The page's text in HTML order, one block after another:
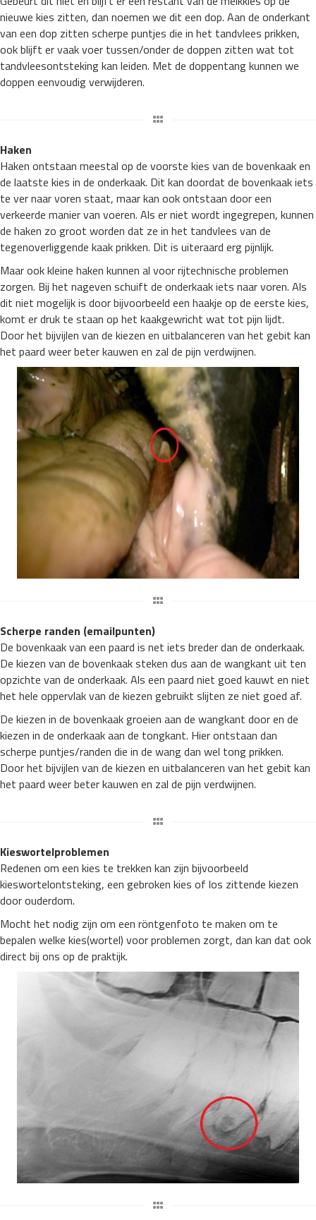
nieuwe kies zitten, dan noemen we dit een dop. Aan de onderkant
van een dop zitten scherpe puntjes die in het tandvlees prikken,
ook blijft er vaak voer tussen/onder de doppen zitten wat tot
tandvleesontsteking kan leiden. Met de doppentang kunnen we
doppen eenvoudig verwijderen.
Haken
Haken ontstaan meestal op de voorste kies van de bovenkaak en
de laatste kies in de onderkaak. Dit kan doordat de bovenkaak iets
te ver naar voren staat, maar kan ook ontstaan door een
verkeerde manier van voeren. Als er niet wordt ingegrepen, kunnen
de haken zo groot worden dat ze in het tandvlees van de
tegenoverliggende kaak prikken. Dit is uiteraard erg pijnlijk.
Maar ook kleine haken kunnen al voor rijtechnische problemen
zorgen. Bij het nageven schuift de onderkaak iets naar voren. Als
dit niet mogelijk is door bijvoorbeeld een haakje op de eerste kies,
komt er druk te staan op het kaakgewricht wat tot pijn lijdt.
Door het bijvijlen van de kiezen en uitbalanceren van het gebit kan
het paard weer beter kauwen en zal de pijn verdwijnen.
Scherpe randen (emailpunten)
De bovenkaak van een paard is net iets breder dan de onderkaak.
De kiezen van de bovenkaak steken dus aan de wangkant uit ten
opzichte van de onderkaak. Als een paard niet goed kauwt en niet
het hele oppervlak van de kiezen gebruikt slijten ze niet goed af.
De kiezen in de bovenkaak groeien aan de wangkant door en de
kiezen in de onderkaak aan de tongkant. Hier ontstaan dan
scherpe puntjes/randen die in de wang dan wel tong prikken.
Door het bijvijlen van de kiezen en uitbalanceren van het gebit kan
het paard weer beter kauwen en zal de pijn verdwijnen.
Kieswortelproblemen
Redenen om een kies te trekken kan zijn bijvoorbeeld
kieswortelontsteking, een gebroken kies of los zittende kiezen
door ouderdom.
Mocht het nodig zijn om een röntgenfoto te maken om te
bepalen welke kies(wortel) voor problemen zorgt, dan kan dat ook
direct bij ons op de praktijk.